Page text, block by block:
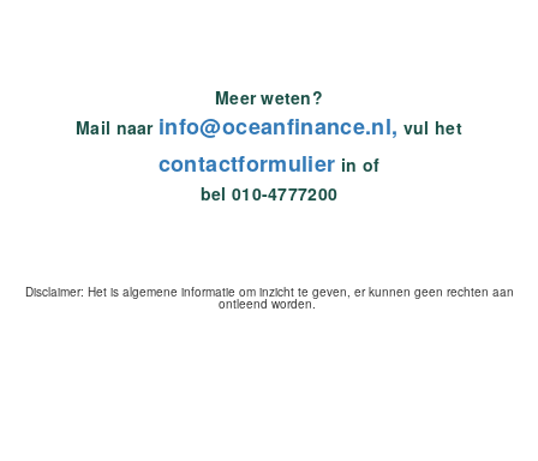
Meer weten?
Mail naar info@oceanfinance.nl, vul het
contactformulier in of
bel 010-4777200
Disclaimer: Het is algemene informatie om inzicht te geven, er kunnen geen rechten aan
ontleend worden.